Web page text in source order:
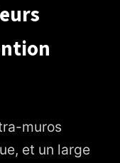
muros
et un large